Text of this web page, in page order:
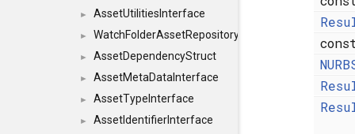
► AssetUtilitiesInterface
► WatchFolderAssetRepositoryInterface
► AssetDependencyStruct
► AssetMetaDataInterface
► AssetTypeInterface
► AssetIdentifierInterface